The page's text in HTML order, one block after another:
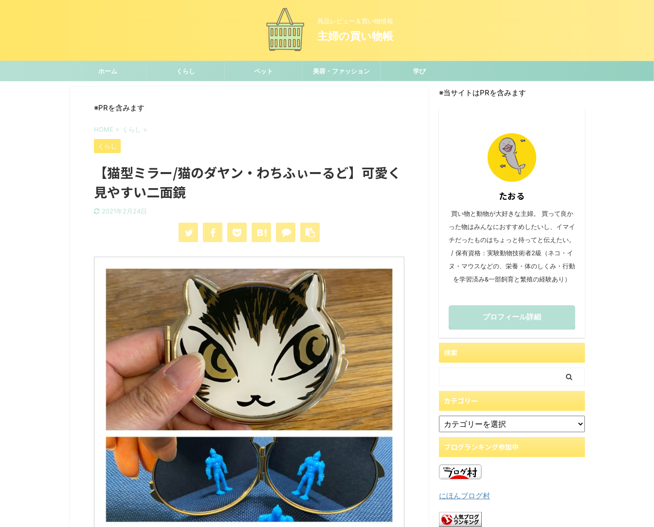
商品レビュー＆買い物情報
主婦の買い物帳
ホーム くらし ペット 美容・ファッション 学び
※PRを含みます
HOME > くらし >
くらし
【猫型ミラー/猫のダヤン・わちふぃーるど】可愛く
見やすい二面鏡
2021年2月24日
※当サイトはPRを含みます
たおる
買い物と動物が大好きな主婦。 買って良か
った物はみんなにおすすめしたいし、イマイ
チだったものはちょっと待ってと伝えたい。
/ 保有資格：実験動物技術者2級（ネコ・イ
ヌ・マウスなどの、栄養・体のしくみ・行動
を学習済み&一部飼育と繁殖の経験あり）
プロフィール詳細
検索
カテゴリー
ブログランキング参加中
にほんブログ村